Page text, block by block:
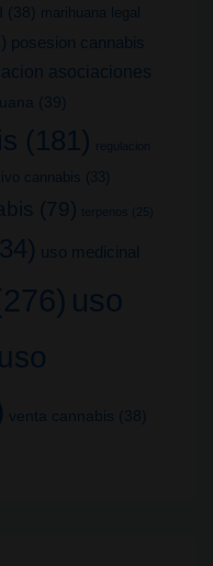
(38)
marihuana legal
posesion cannabis
asociaciones
(39)
(181) regulacion
cannabis (33)
(79) terpenos (25)
uso medicinal
uso
uso
venta cannabis (38)